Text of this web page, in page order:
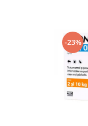
-23%